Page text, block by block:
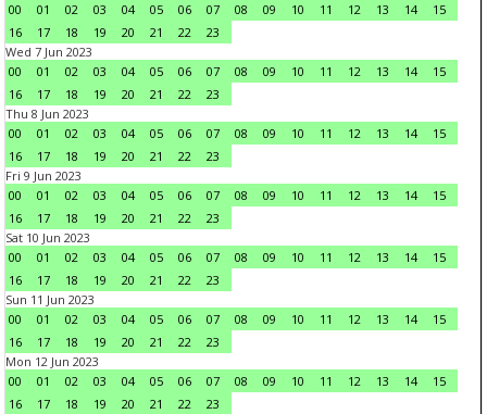
00
01 02 03 04 05 06 07 08 09 10 11 12 13 14
15
16
17 18 19 20 21 22
23
Wed 7 Jun 2023
00
01 02 03 04 05 06 07 08 09 10 11 12 13 14
15
16
17 18 19 20 21 22
23
Thu 8 Jun 2023
00
01 02 03 04 05 06 07 08 09 10 11 12 13 14
15
16
17 18 19 20 21 22
23
Fri 9 Jun 2023
00
01 02 03 04 05 06 07 08 09 10 11 12 13 14
15
16
17 18 19 20 21 22
23
Sat 10 Jun 2023
00
01 02 03 04 05 06 07 08 09 10 11 12 13 14
15
16
17 18 19 20 21 22
23
Sun 11 Jun 2023
00
01 02 03 04 05 06 07 08 09 10 11 12 13 14
15
16
17 18 19 20 21 22
23
Mon 12 Jun 2023
00
01 02 03 04 05 06 07 08 09 10 11 12 13 14
15
16
17 18 19 20 21 22
23